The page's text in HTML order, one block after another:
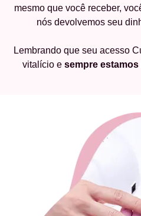
mesmo que você receber,
nós devolvemos seu
Lembrando que seu acesso
vitalício e sempre